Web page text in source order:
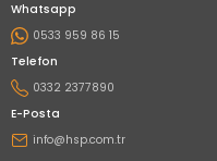
Whatsapp
0533 959 86 15
Telefon
0332 2377890
E-Posta
info@hsp.com.tr